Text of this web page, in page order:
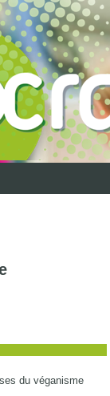
du véganisme